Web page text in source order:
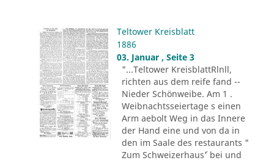
Teltower Kreisblatt
1886
03. Januar , Seite 3
"...Teltower KreisblattRlnll,
richten aus dem reife fand --
Nieder Schönweibe. Am 1 .
Weibnachtsseiertage s einen
Arm aebolt Weg in das Innere
der Hand eine und von da in
den im Saale des restaurants "
Zum Schweizerhaus´' bei und